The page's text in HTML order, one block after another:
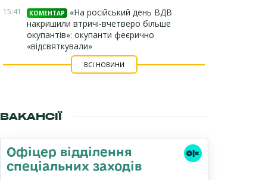
15:41 КОМЕНТАР
«На російський день ВДВ
накришили втричі-вчетверо більше
окупантів»: окупанти феєрично
«відсвяткували»
ВСІ НОВИНИ
ВАКАНСІЇ
Офіцер відділення
спеціальних заходів